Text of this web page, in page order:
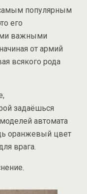
популярным
его
важными
от армий
всякого рода
задаёшься
автомата
оранжевый цвет
врага.